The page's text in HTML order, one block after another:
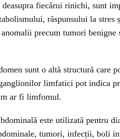
deasupra fiecărui rinichi, sunt
răspunsului la
precum tumori benigne
sunt o altă structură care
limfatici pot indica
ar fi limfomul.
este utilizată pentru
tumori, infecții, boli